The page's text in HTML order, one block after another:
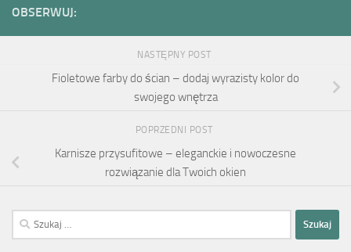
OBSERWUJ:
NASTĘPNY POST
Fioletowe farby do ścian – dodaj wyrazisty kolor do
swojego wnętrza
POPRZEDNI POST
Karnisze przysufitowe – eleganckie i nowoczesne
rozwiązanie dla Twoich okien
Szukaj: